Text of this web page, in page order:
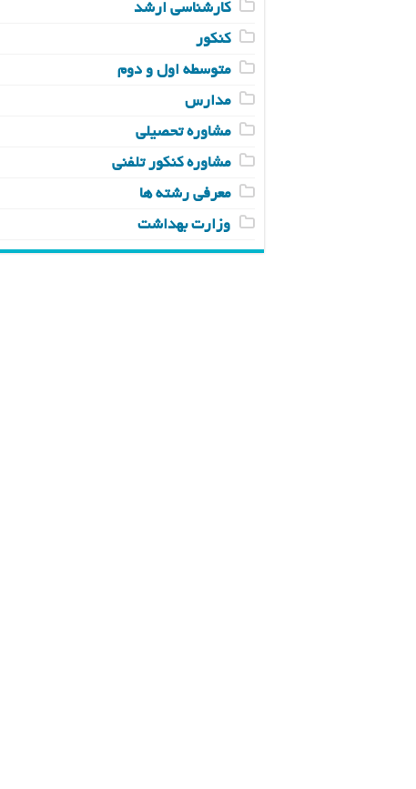
کارشناسی ارشد
کنکور
متوسطه اول و دوم
مدارس
مشاوره تحصیلی
مشاوره کنکور تلفنی
معرفی رشته ها
وزارت بهداشت